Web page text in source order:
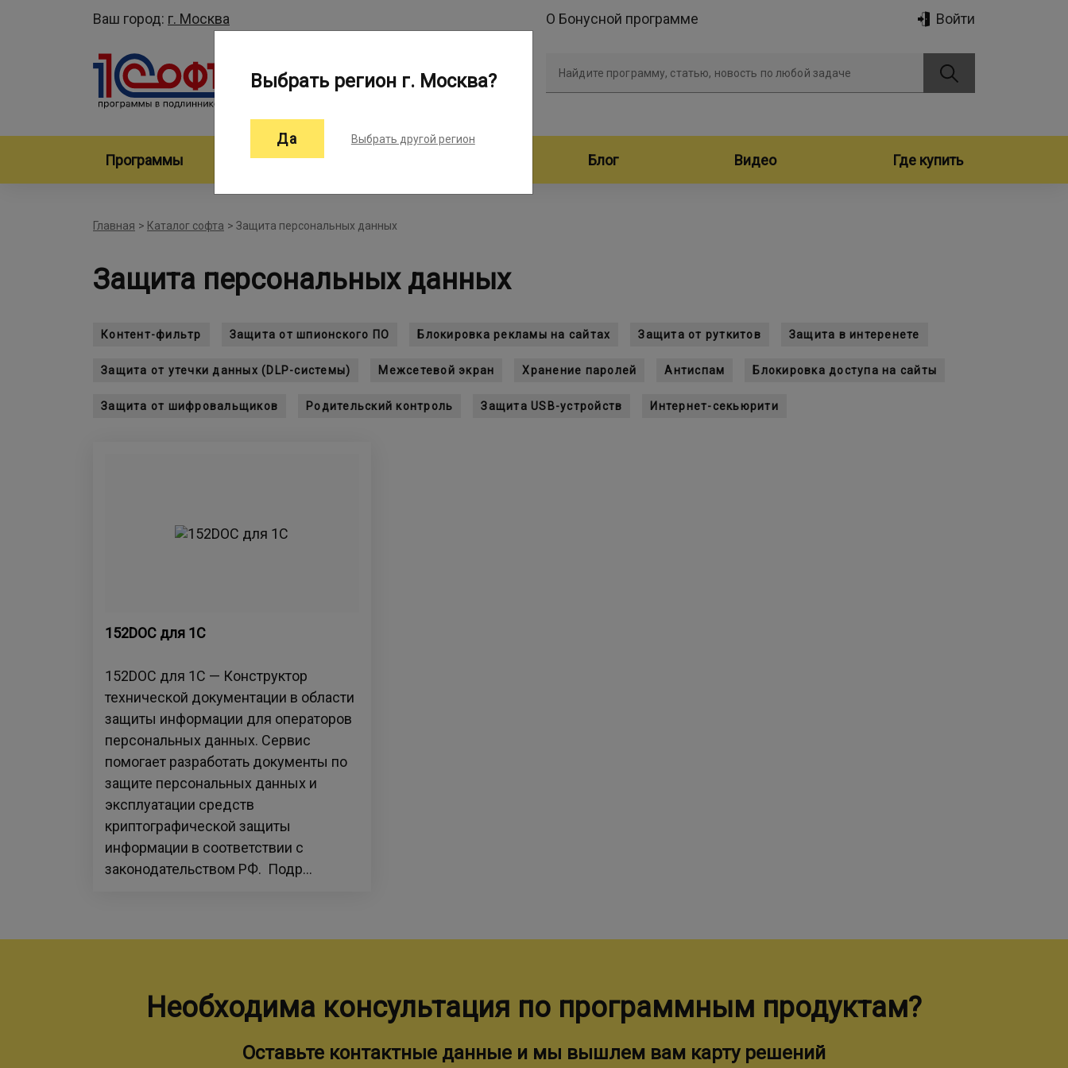
Ваш город: г. Москва Войти
О Бонусной программе
Найдите программу, статью, новость по любой задаче
Программы Производители программ Блог Видео Где купить
Главная > Каталог софта > Защита персональных данных
Защита персональных данных
Контент-фильтр Защита от шпионского ПО Блокировка рекламы на сайтах Защита от руткитов Защита в интеренете
Защита от утечки данных (DLP-системы) Межсетевой экран Хранение паролей Антиспам Блокировка доступа на сайты
Защита от шифровальщиков Родительский контроль Защита USB-устройств Интернет-секьюрити
152DOC для 1С
152DOC для 1С — Конструктор
технической документации в области
защиты информации для операторов
персональных данных. Сервис
помогает разработать документы по
защите персональных данных и
эксплуатации средств
криптографической защиты
информации в соответствии с
законодательством РФ. Подр...
Необходима консультация по программным продуктам?
Оставьте контактные данные и мы вышлем вам карту решений
Выбрать регион г. Москва?
Да Выбрать другой регион